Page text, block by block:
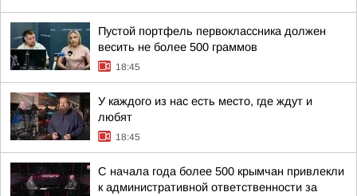
Пустой портфель первоклассника должен
весить не более 500 граммов
18:45
У каждого из нас есть место, где ждут и
любят
18:45
С начала года более 500 крымчан привлекли
к административной ответственности за